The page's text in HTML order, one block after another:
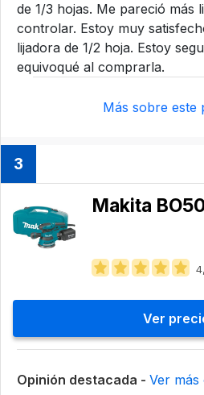
de 1/3 hojas. Me pareció más
controlar. Estoy muy
lijadora de 1/2 hoja. Estoy
equivoqué al comprarla.
Más sobre este
3
Makita
Ver
Opinión destacada - Ver más